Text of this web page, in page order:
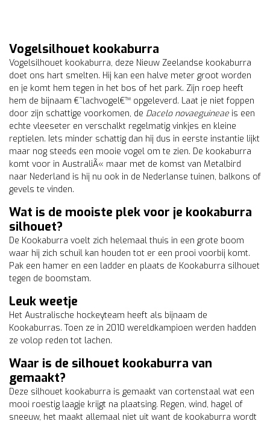
Vogelsilhouet kookaburra
Vogelsilhouet kookaburra, deze Nieuw Zeelandse kookaburra
doet ons hart smelten. Hij kan een halve meter groot worden
en je komt hem tegen in het bos of het park. Zijn roep heeft
hem de bijnaam €˜lachvogel€™ opgeleverd. Laat je niet foppen
door zijn schattige voorkomen, de Dacelo novaeguineae is een
echte vleeseter en verschalkt regelmatig vinkjes en kleine
reptielen. Iets minder schattig dan hij dus in eerste instantie lijkt
maar nog steeds een mooie vogel om te zien. De kookaburra
komt voor in AustraliÃ« maar met de komst van Metalbird
naar Nederland is hij nu ook in de Nederlanse tuinen, balkons of
gevels te vinden.
Wat is de mooiste plek voor je kookaburra
silhouet?
De Kookaburra voelt zich helemaal thuis in een grote boom
waar hij zich schuil kan houden tot er een prooi voorbij komt.
Pak een hamer en een ladder en plaats de Kookaburra silhouet
tegen de boomstam.
Leuk weetje
Het Australische hockeyteam heeft als bijnaam de
Kookaburras. Toen ze in 2010 wereldkampioen werden hadden
ze volop reden tot lachen.
Waar is de silhouet kookaburra van
gemaakt?
Deze silhouet kookaburra is gemaakt van cortenstaal wat een
mooi roestig laagje krijgt na plaatsing. Regen, wind, hagel of
sneeuw, het maakt allemaal niet uit want de kookaburra wordt